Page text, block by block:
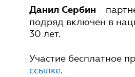
Данил Сербин -
подряд включен в
30 лет.
Участие бесплатное
ссылке.